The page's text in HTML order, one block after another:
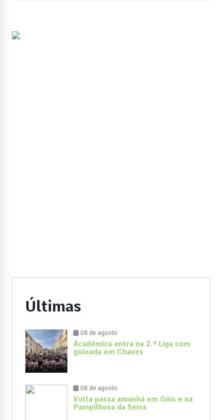
Últimas
08 de agosto
Académica entra na 2.ª Liga com
goleada em Chaves
08 de agosto
Volta passa amanhã em Góis e na
Pampilhosa da Serra